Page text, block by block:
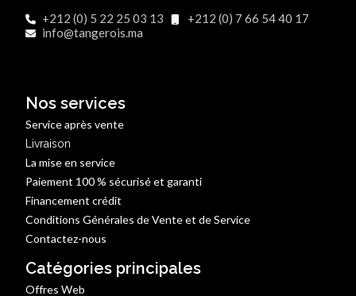
+212 (0) 5 22 25 03 13
+212 (0) 7 66 54 40 17
info@tangerois.ma
Nos services
Service après vente
Livraison
La mise en service
Paiement 100 % sécurisé et garanti
Financement crédit
Conditions Générales de Vente et de Service
Contactez-nous
Catégories principales
Offres Web